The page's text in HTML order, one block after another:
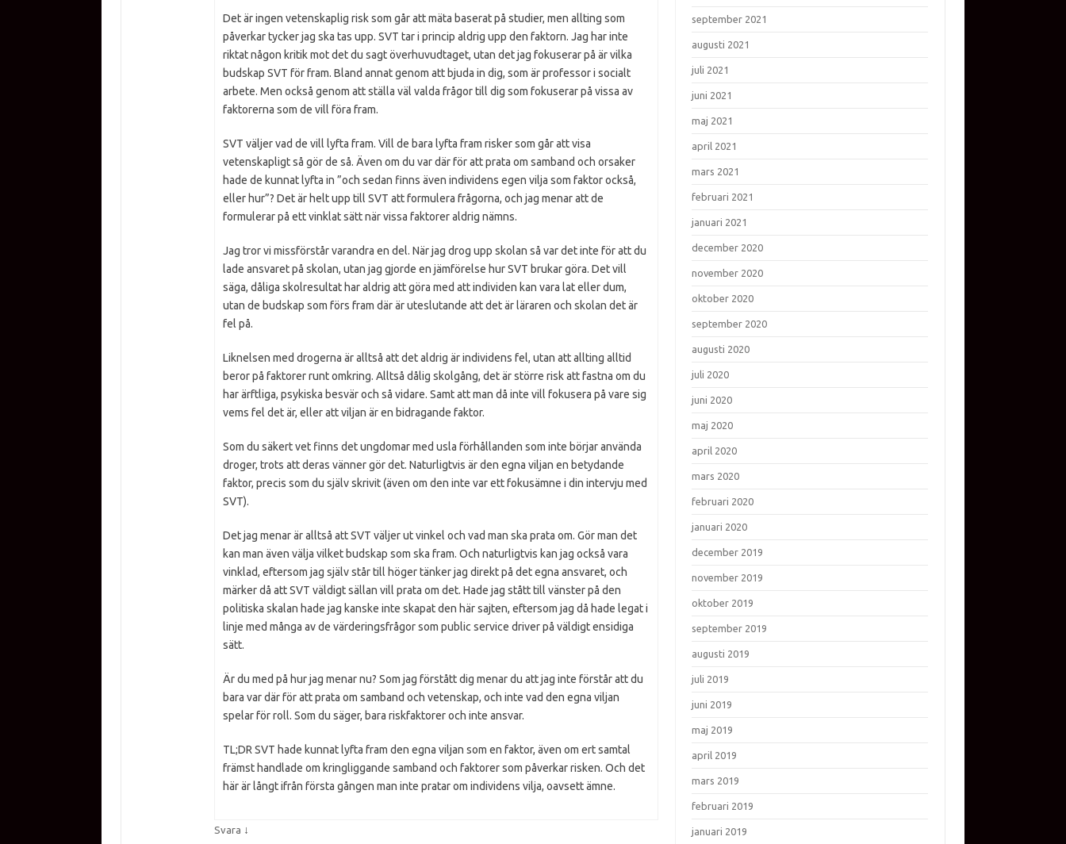
Det är ingen vetenskaplig risk som går att mäta baserat på studier, men allting som
påverkar tycker jag ska tas upp. SVT tar i princip aldrig upp den faktorn. Jag har inte
riktat någon kritik mot det du sagt överhuvudtaget, utan det jag fokuserar på är vilka
budskap SVT för fram. Bland annat genom att bjuda in dig, som är professor i socialt
arbete. Men också genom att ställa väl valda frågor till dig som fokuserar på vissa av
faktorerna som de vill föra fram.
SVT väljer vad de vill lyfta fram. Vill de bara lyfta fram risker som går att visa
vetenskapligt så gör de så. Även om du var där för att prata om samband och orsaker
hade de kunnat lyfta in ”och sedan finns även individens egen vilja som faktor också,
eller hur”? Det är helt upp till SVT att formulera frågorna, och jag menar att de
formulerar på ett vinklat sätt när vissa faktorer aldrig nämns.
Jag tror vi missförstår varandra en del. När jag drog upp skolan så var det inte för att du
lade ansvaret på skolan, utan jag gjorde en jämförelse hur SVT brukar göra. Det vill
säga, dåliga skolresultat har aldrig att göra med att individen kan vara lat eller dum,
utan de budskap som förs fram där är uteslutande att det är läraren och skolan det är
fel på.
Liknelsen med drogerna är alltså att det aldrig är individens fel, utan att allting alltid
beror på faktorer runt omkring. Alltså dålig skolgång, det är större risk att fastna om du
har ärftliga, psykiska besvär och så vidare. Samt att man då inte vill fokusera på vare sig
vems fel det är, eller att viljan är en bidragande faktor.
Som du säkert vet finns det ungdomar med usla förhållanden som inte börjar använda
droger, trots att deras vänner gör det. Naturligtvis är den egna viljan en betydande
faktor, precis som du själv skrivit (även om den inte var ett fokusämne i din intervju med
SVT).
Det jag menar är alltså att SVT väljer ut vinkel och vad man ska prata om. Gör man det
kan man även välja vilket budskap som ska fram. Och naturligtvis kan jag också vara
vinklad, eftersom jag själv står till höger tänker jag direkt på det egna ansvaret, och
märker då att SVT väldigt sällan vill prata om det. Hade jag stått till vänster på den
politiska skalan hade jag kanske inte skapat den här sajten, eftersom jag då hade legat i
linje med många av de värderingsfrågor som public service driver på väldigt ensidiga
sätt.
Är du med på hur jag menar nu? Som jag förstått dig menar du att jag inte förstår att du
bara var där för att prata om samband och vetenskap, och inte vad den egna viljan
spelar för roll. Som du säger, bara riskfaktorer och inte ansvar.
TL;DR SVT hade kunnat lyfta fram den egna viljan som en faktor, även om ert samtal
främst handlade om kringliggande samband och faktorer som påverkar risken. Och det
här är långt ifrån första gången man inte pratar om individens vilja, oavsett ämne.
Svara ↓
september 2021
augusti 2021
juli 2021
juni 2021
maj 2021
april 2021
mars 2021
februari 2021
januari 2021
december 2020
november 2020
oktober 2020
september 2020
augusti 2020
juli 2020
juni 2020
maj 2020
april 2020
mars 2020
februari 2020
januari 2020
december 2019
november 2019
oktober 2019
september 2019
augusti 2019
juli 2019
juni 2019
maj 2019
april 2019
mars 2019
februari 2019
januari 2019